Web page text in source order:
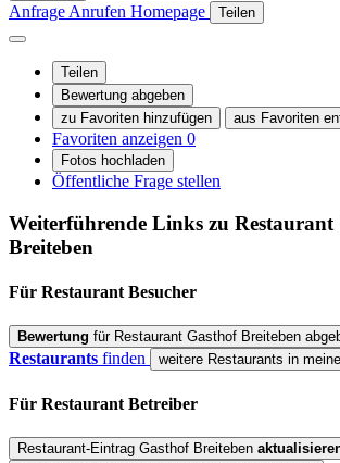
Anfrage Anrufen Homepage Teilen
Teilen
Bewertung abgeben
zu Favoriten hinzufügen
aus Favoriten
Favoriten anzeigen 0
Fotos hochladen
Öffentliche Frage stellen
Weiterführende Links zu Restaurant
Breiteben
Für Restaurant Besucher
Bewertung für Restaurant Gasthof Breiteben
Restaurants finden weitere Restaurants in
Für Restaurant Betreiber
Restaurant-Eintrag Gasthof Breiteben